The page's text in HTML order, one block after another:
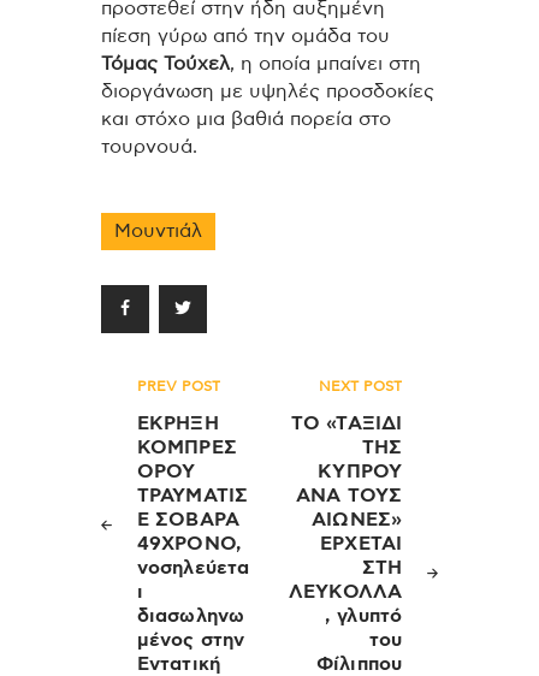
προστεθεί στην ήδη αυξημένη
πίεση γύρω από την ομάδα του
Τόμας Τούχελ, η οποία μπαίνει στη
διοργάνωση με υψηλές προσδοκίες
και στόχο μια βαθιά πορεία στο
τουρνουά.
Μουντιάλ
Πλοήγηση
άρθρων
PREV POST
ΕΚΡΗΞΗ
ΚΟΜΠΡΕΣ
ΟΡΟΥ
ΤΡΑΥΜΑΤΙΣ
Ε ΣΟΒΑΡΑ
49ΧΡΟΝΟ,
νοσηλεύετα
ι
διασωληνω
μένος στην
Εντατική
NEXT POST
ΤΟ «ΤΑΞΙΔΙ
ΤΗΣ
ΚΥΠΡΟΥ
ΑΝΑ ΤΟΥΣ
ΑΙΩΝΕΣ»
ΕΡΧΕΤΑΙ
ΣΤΗ
ΛΕΥΚΟΛΛΑ
, γλυπτό
του
Φίλιππου